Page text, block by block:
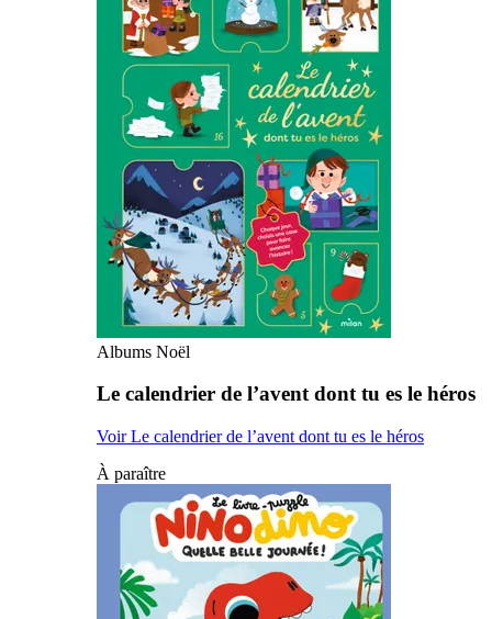
Albums Noël
Le calendrier de l’avent dont tu es le héros
Voir Le calendrier de l’avent dont tu es le héros
À paraître